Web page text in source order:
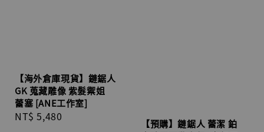
【海外倉庫現貨】鏈鋸人
GK 蒐藏雕像 紫髮禦姐
蕾塞 [ANE工作室]
Regular
NT$ 5,480
【預購】鏈鋸人 蕾潔 鉑